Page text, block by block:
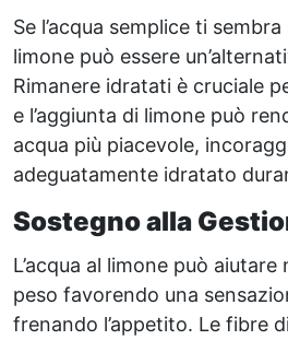
Se l’acqua semplice ti sembra
limone può essere
Rimanere idratati è cruciale
e l’aggiunta di limone può
acqua più piacevole,
adeguatamente idratato
Sostegno alla
L’acqua al limone può
peso favorendo una
frenando l’appetito. Le fibre